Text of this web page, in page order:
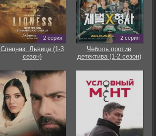
2 серия
Спецназ: Львица (1-3
сезон)
2 серия
Чеболь против
детектива (1-2 сезон)